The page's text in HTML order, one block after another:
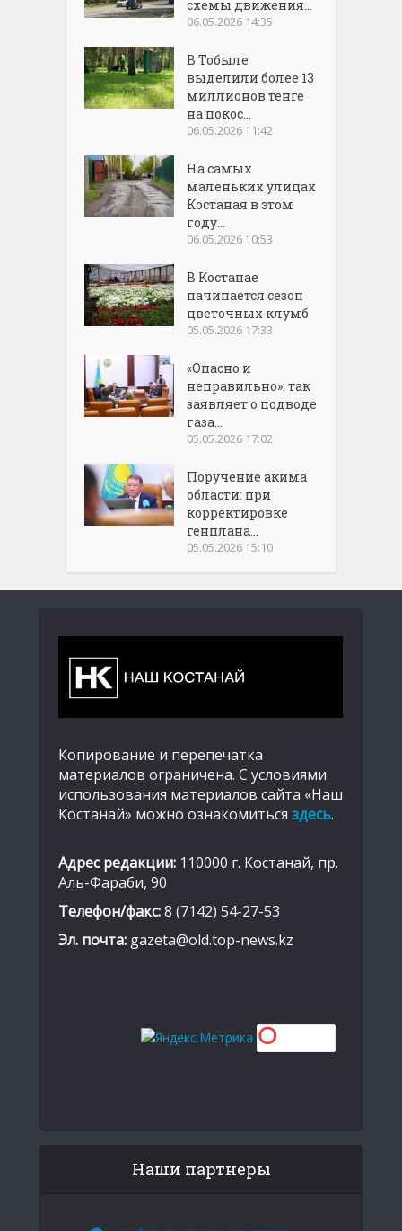
схемы движения...
06.05.2026 14:35
В Тобыле
выделили более 13
миллионов тенге
на покос...
06.05.2026 11:42
На самых
маленьких улицах
Костаная в этом
году...
06.05.2026 10:53
В Костанае
начинается сезон
цветочных клумб
05.05.2026 17:33
«Опасно и
неправильно»: так
заявляет о подводе
газа...
05.05.2026 17:02
Поручение акима
области: при
корректировке
генплана...
05.05.2026 15:10
Копирование и перепечатка
материалов ограничена. С условиями
использования материалов сайта «Наш
Костанай» можно ознакомиться здесь.
Адрес редакции: 110000 г. Костанай, пр.
Аль-Фараби, 90
Телефон/факс:8 (7142) 54-27-53
Эл. почта: gazeta@old.top-news.kz
Наши партнеры